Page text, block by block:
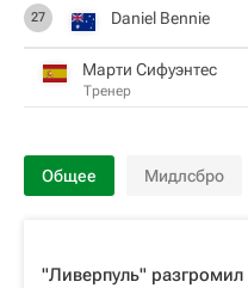
27 Daniel Bennie
Марти Сифуэнтес
Тренер
Общее Мидлсбро
"Ливерпуль" разгромил